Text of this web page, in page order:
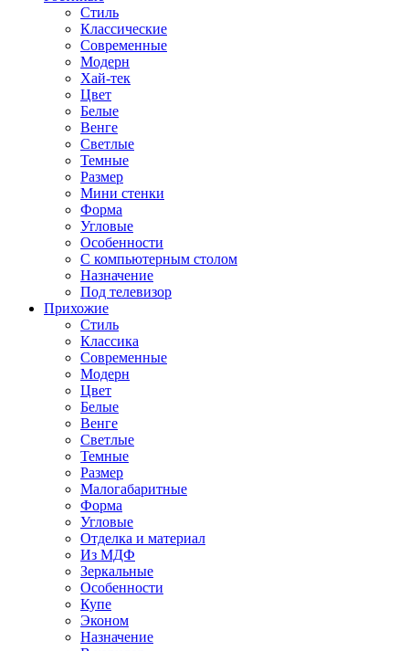
Стиль
Классические
Современные
Модерн
Хай-тек
Цвет
Белые
Венге
Светлые
Темные
Размер
Мини стенки
Форма
Угловые
Особенности
С компьютерным столом
Назначение
Под телевизор
Прихожие
Стиль
Классика
Современные
Модерн
Цвет
Белые
Венге
Светлые
Темные
Размер
Малогабаритные
Форма
Угловые
Отделка и материал
Из МДФ
Зеркальные
Особенности
Купе
Эконом
Назначение